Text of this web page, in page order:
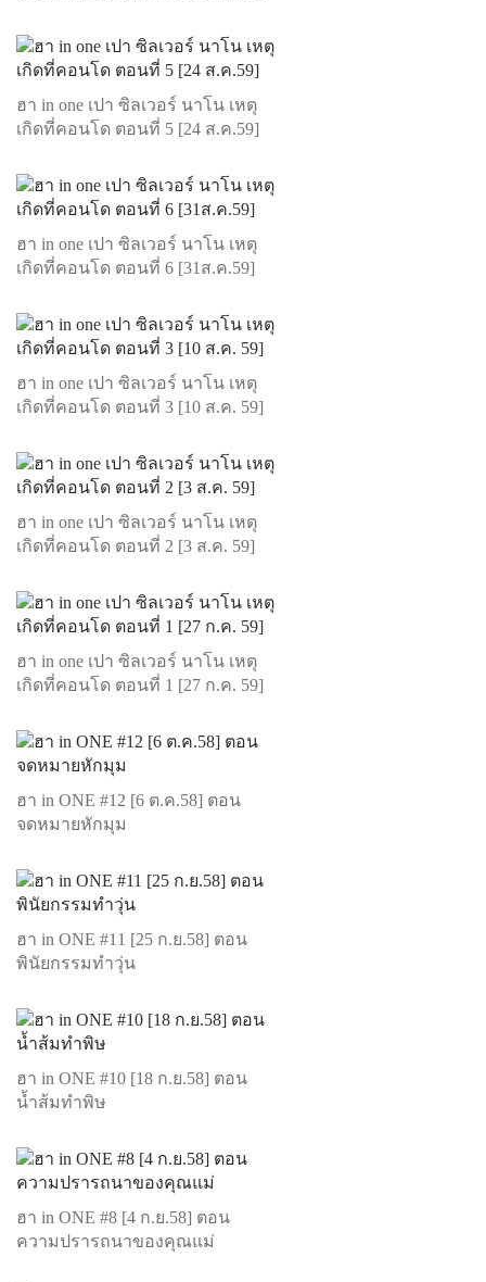
ฮา in one เปา ซิลเวอร์ นาโน เหตุ
เกิดที่คอนโด ตอนที่ 5 [24 ส.ค.59]
ฮา in one เปา ซิลเวอร์ นาโน เหตุ
เกิดที่คอนโด ตอนที่ 6 [31ส.ค.59]
ฮา in one เปา ซิลเวอร์ นาโน เหตุ
เกิดที่คอนโด ตอนที่ 3 [10 ส.ค. 59]
ฮา in one เปา ซิลเวอร์ นาโน เหตุ
เกิดที่คอนโด ตอนที่ 2 [3 ส.ค. 59]
ฮา in one เปา ซิลเวอร์ นาโน เหตุ
เกิดที่คอนโด ตอนที่ 1 [27 ก.ค. 59]
ฮา in ONE #12 [6 ต.ค.58] ตอน
จดหมายหักมุม
ฮา in ONE #11 [25 ก.ย.58] ตอน
พินัยกรรมทำวุ่น
ฮา in ONE #10 [18 ก.ย.58] ตอน
น้ำส้มทำพิษ
ฮา in ONE #8 [4 ก.ย.58] ตอน
ความปรารถนาของคุณแม่